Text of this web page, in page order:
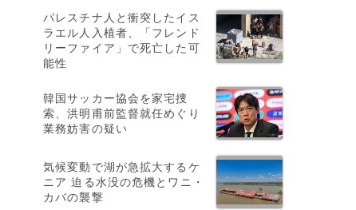
パレスチナ人と衝突したイス
ラエル人入植者、「フレンド
リーファイア」で死亡した可
能性
韓国サッカー協会を家宅捜
索、洪明甫前監督就任めぐり
業務妨害の疑い
気候変動で湖が急拡大するケ
ニア 迫る水没の危機とワニ・
カバの襲撃